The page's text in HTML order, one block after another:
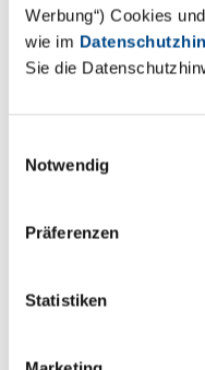
Werbung“) Cookies
wie im
Sie die
Notwendig
Präferenzen
Statistiken
Mit dem Absenden